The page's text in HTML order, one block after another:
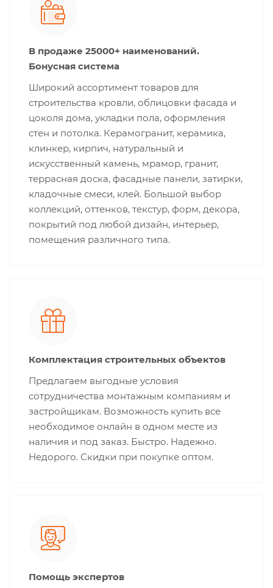
В продаже 25000+ наименований.
Бонусная система
Широкий ассортимент товаров для
строительства кровли, облицовки фасада и
цоколя дома, укладки пола, оформления
стен и потолка. Керамогранит, керамика,
клинкер, кирпич, натуральный и
искусственный камень, мрамор, гранит,
террасная доска, фасадные панели, затирки,
кладочные смеси, клей. Большой выбор
коллекций, оттенков, текстур, форм, декора,
покрытий под любой дизайн, интерьер,
помещения различного типа.
Комплектация строительных объектов
Предлагаем выгодные условия
сотрудничества монтажным компаниям и
застройщикам. Возможность купить все
необходимое онлайн в одном месте из
наличия и под заказ. Быстро. Надежно.
Недорого. Скидки при покупке оптом.
Помощь экспертов